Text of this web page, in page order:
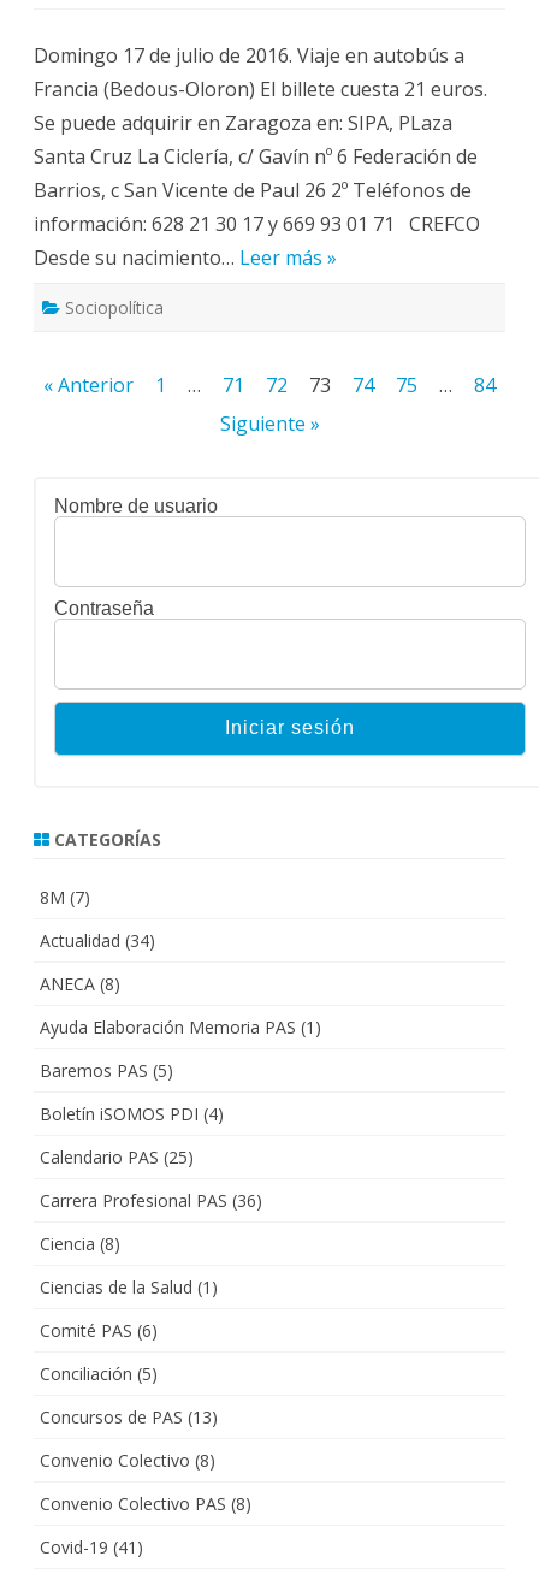
El
Bedous.
Domingo 17 de julio de 2016. Viaje en autobús a
Francia (Bedous-Oloron) El billete cuesta 21 euros.
Se puede adquirir en Zaragoza en: SIPA, PLaza
Santa Cruz La Ciclería, c/ Gavín nº 6 Federación de
Barrios, c San Vicente de Paul 26 2º Teléfonos de
información: 628 21 30 17 y 669 93 01 71 CREFCO
Desde su nacimiento… Leer más »
Sociopolítica
Paginación
« Anterior 1 … 71 72 73 74 75 …
84
Siguiente »
Nombre de usuario
Contraseña
CATEGORÍAS
8M (7)
Actualidad (34)
ANECA (8)
Ayuda Elaboración Memoria PAS (1)
Baremos PAS (5)
Boletín iSOMOS PDI (4)
Calendario PAS (25)
Carrera Profesional PAS (36)
Ciencia (8)
Ciencias de la Salud (1)
Comité PAS (6)
Conciliación (5)
Concursos de PAS (13)
Convenio Colectivo (8)
Convenio Colectivo PAS (8)
Covid-19 (41)